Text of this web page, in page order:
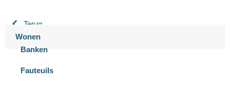
Terug
Wonen
Banken
Fauteuils